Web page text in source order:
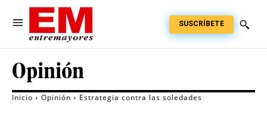
SUSCRÍBETE
Opinión
Inicio Opinión Estrategia contra las soledades